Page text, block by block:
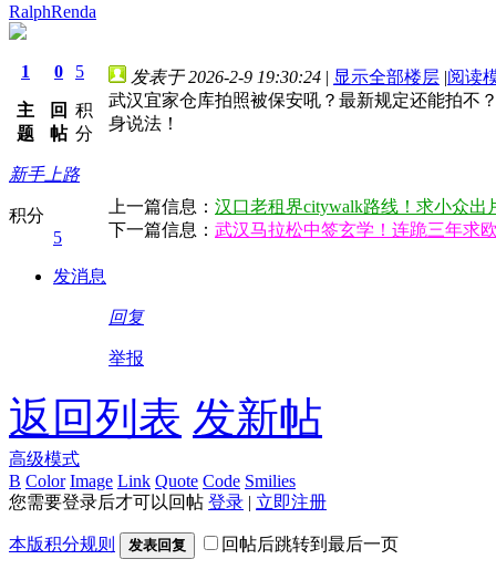
RalphRenda
1
主
题
0
回
帖
5
积
分
新手上路
积分
5
发消息
发表于 2026-2-9 19:30:24 | 显示全部楼层 |阅读
武汉宜家仓库拍照被保安吼？最新规定还能拍不
身说法！
上一篇信息： 汉口老租界citywalk路线！求小众出
下一篇信息： 武汉马拉松中签玄学！连跪三年求
回复
举报
返回列表 发新帖
高级模式
B Color Image Link Quote Code Smilies
您需要登录后才可以回帖 登录 | 立即注册
本版积分规则 发表回复 回帖后跳转到最后一页